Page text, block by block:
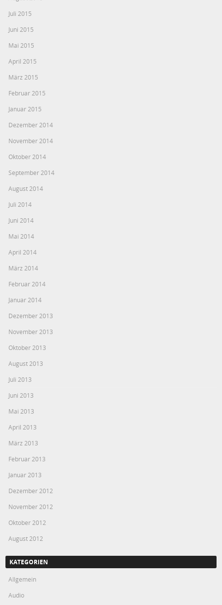
Juli 2015
Juni 2015
Mai 2015
April 2015
März 2015
Februar 2015
Januar 2015
Dezember 2014
November 2014
Oktober 2014
September 2014
August 2014
Juli 2014
Juni 2014
Mai 2014
April 2014
März 2014
Februar 2014
Januar 2014
Dezember 2013
November 2013
Oktober 2013
August 2013
Juli 2013
Juni 2013
Mai 2013
April 2013
März 2013
Februar 2013
Januar 2013
Dezember 2012
November 2012
Oktober 2012
August 2012
KATEGORIEN
Allgemein
Audio